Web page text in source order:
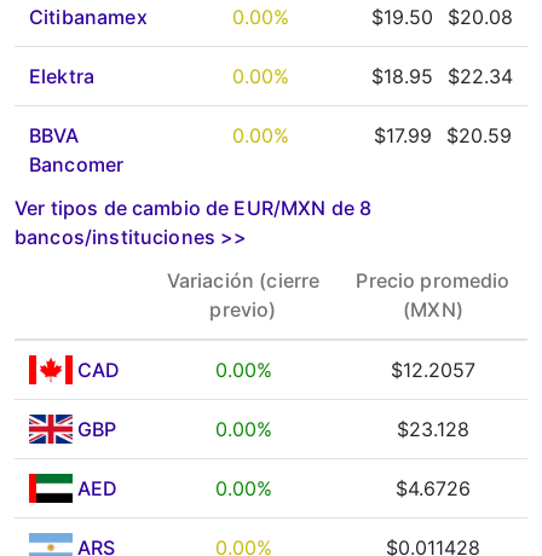
Citibanamex 0.00% $19.50 $20.08
Elektra 0.00% $18.95 $22.34
BBVA
Bancomer
0.00% $17.99 $20.59
Ver tipos de cambio de EUR/MXN de 8
bancos/instituciones >>
Variación (cierre
previo)
Precio promedio
(MXN)
CAD 0.00% $12.2057
GBP 0.00% $23.128
AED 0.00% $4.6726
ARS 0.00% $0.011428